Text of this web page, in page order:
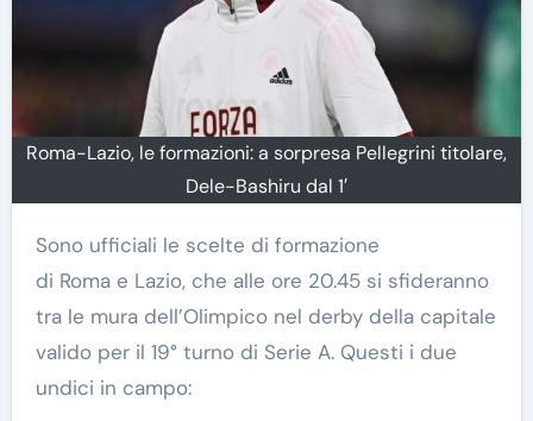
Roma-Lazio, le formazioni: a sorpresa Pellegrini titolare,
Dele-Bashiru dal 1′
Sono ufficiali le scelte di formazione
di Roma e Lazio, che alle ore 20.45 si sfideranno
tra le mura dell’Olimpico nel derby della capitale
valido per il 19° turno di Serie A. Questi i due
undici in campo: